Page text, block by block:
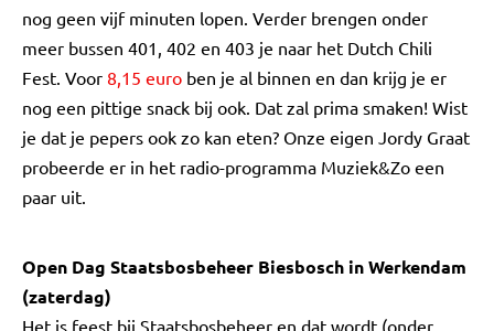
nog geen vijf minuten lopen. Verder brengen onder
meer bussen 401, 402 en 403 je naar het Dutch Chili
Fest. Voor 8,15 euro ben je al binnen en dan krijg je er
nog een pittige snack bij ook. Dat zal prima smaken! Wist
je dat je pepers ook zo kan eten? Onze eigen Jordy Graat
probeerde er in het radio-programma Muziek&Zo een
paar uit.
Open Dag Staatsbosbeheer Biesbosch in Werkendam
(zaterdag)
Het is feest bij Staatsbosbeheer en dat wordt (onder